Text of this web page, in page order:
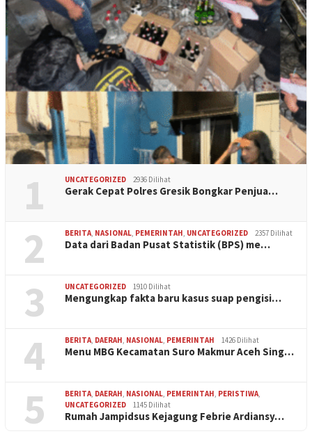
1 UNCATEGORIZED 2936 Dilihat
Gerak Cepat Polres Gresik Bongkar Penjua…
2 BERITA, NASIONAL, PEMERINTAH, UNCATEGORIZED 2357 Dilihat
Data dari Badan Pusat Statistik (BPS) me…
3 UNCATEGORIZED 1910 Dilihat
Mengungkap fakta baru kasus suap pengisi…
4 BERITA, DAERAH, NASIONAL, PEMERINTAH 1426 Dilihat
Menu MBG Kecamatan Suro Makmur Aceh Sing…
5 BERITA, DAERAH, NASIONAL, PEMERINTAH, PERISTIWA,
UNCATEGORIZED
1145 Dilihat
Rumah Jampidsus Kejagung Febrie Ardiansy…